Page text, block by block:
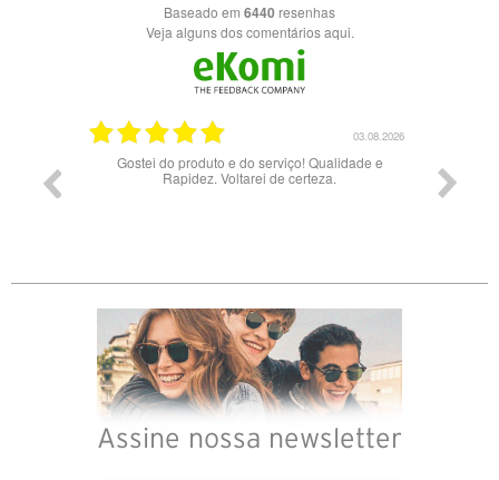
Baseado em 6440 resenhas
Veja alguns dos comentários aqui.
03.08.2026
Gostei do produto e do serviço! Qualidade e
Rapidez. Voltarei de certeza.
Assine nossa newsletter